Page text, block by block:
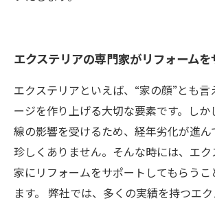
エクステリアの専門家がリフォームを
エクステリアといえば、“家の顔”とも
ージを作り上げる大切な要素です。し
線の影響を受けるため、経年劣化が進
珍しくありません。そんな時には、エ
家にリフォームをサポートしてもらう
ます。 弊社では、多くの実績を持つエ